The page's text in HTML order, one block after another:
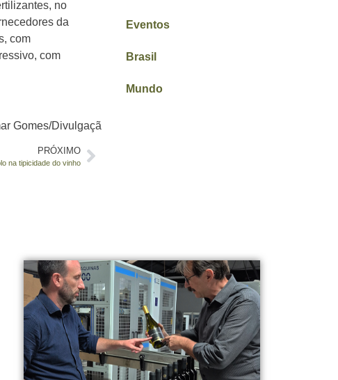
no
da
com
com
Gomes/Divulgaçã
PRÓXIMO
na tipicidade do vinho
Eventos
Brasil
Mundo